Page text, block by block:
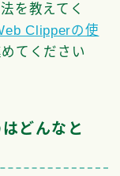
を教えてく
Clipperの使
てください
どんなと